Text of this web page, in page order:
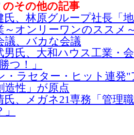
のその他の記事
氏、林原グループ社長「
～オンリーワンのススメ
議、バカな会議
男氏、大和ハウス工業・
つ！」
・ラセター・ヒット連発
造性」が原点
氏、メガネ21専務「管理